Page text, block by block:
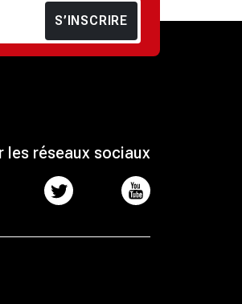
S’INSCRIRE
les réseaux sociaux